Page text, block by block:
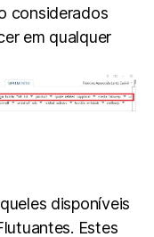
considerados
em qualquer
disponíveis
Estes